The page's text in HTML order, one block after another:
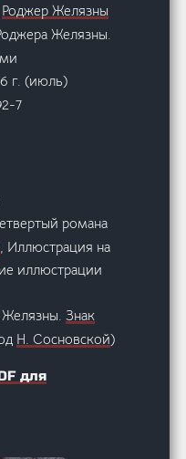
Роджер Желязны
Желязны.
г. (июль)
7
романа
, Иллюстрация на
иллюстрации
Желязны.Знак
Н. Сосновской)
для